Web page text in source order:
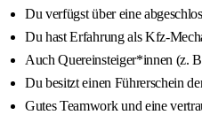
Du verfügst über eine
Du hast Erfahrung als Kfz-
Auch Quereinsteiger*innen (z.
Du besitzt einen Führerschein
Gutes Teamwork und eine